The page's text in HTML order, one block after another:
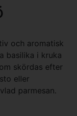
och aromatisk
basilika i kruka
skördas efter
eller
parmesan.